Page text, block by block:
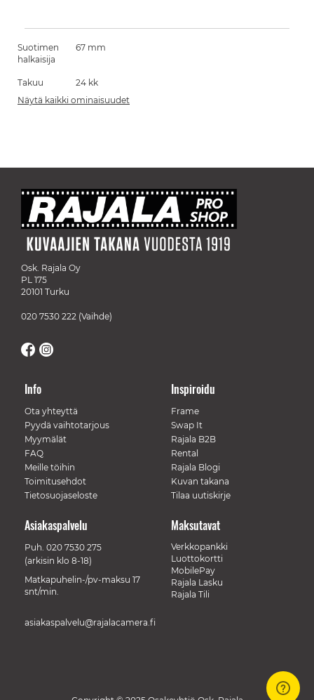
Suotimen
halkaisija
67 mm
Takuu
24 kk
Näytä kaikki ominaisuudet
Osk. Rajala Oy
PL 175
20101 Turku
020 7530 222 (Vaihde)
Info
Ota yhteyttä
Pyydä vaihtotarjous
Myymälät
FAQ
Meille töihin
Toimitusehdot
Tietosuojaseloste
Inspiroidu
Frame
Swap It
Rajala B2B
Rental
Rajala Blogi
Kuvan takana
Tilaa uutiskirje
Maksutavat
Verkkopankki
Luottokortti
MobilePay
Rajala Lasku
Rajala Tili
Asiakaspalvelu
Puh. 020 7530 275
(arkisin klo 8-18)
Matkapuhelin-/pv-maksu 17
snt/min.
asiakaspalvelu@rajalacamera.fi